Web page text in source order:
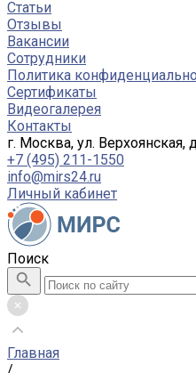
Статьи
Отзывы
Вакансии
Сотрудники
Политика
Сертификаты
Видеогалерея
Контакты
г. Москва, ул. Верхоянская,
+7 (495) 211-1550
info@mirs24.ru
Личный кабинет
Поиск
Главная